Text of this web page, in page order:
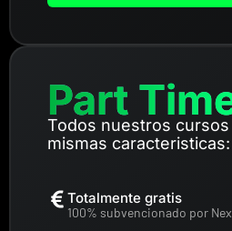
Part
Todos nuestros
mismas caracteristicas:
Totalmente gratis
100% subvencionado por